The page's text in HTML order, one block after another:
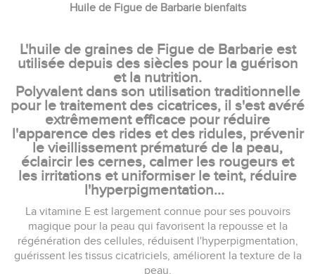
Huile de Figue de Barbarie bienfaits
L'huile de graines de Figue de Barbarie est
utilisée depuis des siècles pour la guérison
et la nutrition.
Polyvalent dans son utilisation traditionnelle
pour le traitement des cicatrices, il s'est avéré
extrêmement efficace pour réduire
l'apparence des rides et des ridules, prévenir
le vieillissement prématuré de la peau,
éclaircir les cernes, calmer les rougeurs et
les irritations et uniformiser le teint, réduire
l'hyperpigmentation...
La vitamine E est largement connue pour ses pouvoirs
magique pour la peau qui favorisent la repousse et la
régénération des cellules, réduisent l'hyperpigmentation,
guérissent les tissus cicatriciels, améliorent la texture de la
peau.